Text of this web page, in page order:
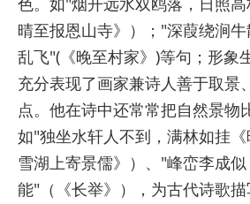
晴至报恩山寺》）；"深葭绕涧
乱飞"(《晚至村家》)等句；形象
充分表现了画家兼诗人善于取景
点。他在诗中还常常把自然景物
如"独坐水轩人不到，满林如挂
雪湖上寄景儒》）、"峰峦李成
能"（《长举》），为古代诗歌